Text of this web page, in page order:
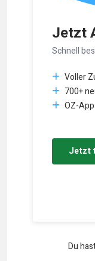
Jetzt
Schnell
Voller
700+
OZ-
Jetzt
Du